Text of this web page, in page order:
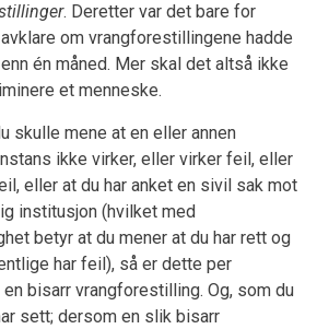
. Deretter var det bare for
om vrangforestillingene hadde
én måned. Mer skal det altså ikke
et menneske.
skulle mene at en eller annen
ikke virker, eller virker feil, eller
eller at du har anket en sivil sak mot
institusjon (hvilket med
betyr at du mener at du har rett og
har feil), så er dette per
bisarr vrangforestilling. Og, som du
sett; dersom en slik bisarr